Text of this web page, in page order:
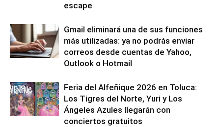
escape
Gmail eliminará una de sus funciones
más utilizadas: ya no podrás enviar
correos desde cuentas de Yahoo,
Outlook o Hotmail
Feria del Alfeñique 2026 en Toluca:
Los Tigres del Norte, Yuri y Los
Ángeles Azules llegarán con
conciertos gratuitos